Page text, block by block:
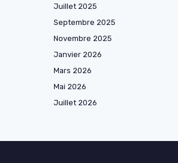
Juillet 2025
Septembre 2025
Novembre 2025
Janvier 2026
Mars 2026
Mai 2026
Juillet 2026